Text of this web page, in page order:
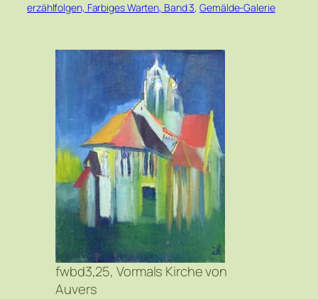
erzählfolgen, Farbiges Warten, Band 3, Gemälde-Galerie
fwbd3,25, Vormals Kirche von
Auvers